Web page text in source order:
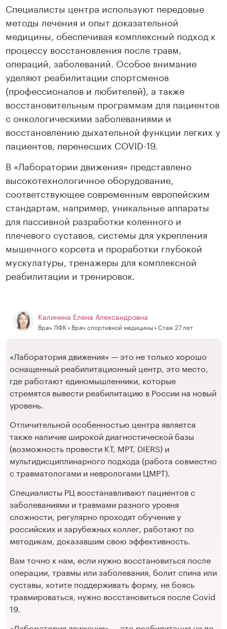
Специалисты центра используют передовые
методы лечения и опыт доказательной
медицины, обеспечивая комплексный подход к
процессу восстановления после травм,
операций, заболеваний. Особое внимание
уделяют реабилитации спортсменов
(профессионалов и любителей), а также
восстановительным программам для пациентов
с онкологическими заболеваниями и
восстановлению дыхательной функции легких у
пациентов, перенесших COVID-19.
В «Лаборатории движения» представлено
высокотехнологичное оборудование,
соответствующее современным европейским
стандартам, например, уникальные аппараты
для пассивной разработки коленного и
плечевого суставов, системы для укрепления
мышечного корсета и проработки глубокой
мускулатуры, тренажеры для комплексной
реабилитации и тренировок.
Калинина Елена Александровна
Врач ЛФК • Врач спортивной медицины • Стаж 27 лет
«Лаборатория движения» — это не только хорошо
оснащенный реабилитационный центр, это место,
где работают единомышленники, которые
стремятся вывести реабилитацию в России на новый
уровень.
Отличительной особенностью центра является
также наличие широкой диагностической базы
(возможность провести КТ, МРТ, DIERS) и
мультидисциплинарного подхода (работа совместно
с травматологами и неврологами ЦМРТ).
Специалисты РЦ восстанавливают пациентов с
заболеваниями и травмами разного уровня
сложности, регулярно проходят обучение у
российских и зарубежных коллег, работают по
методикам, доказавшим свою эффективность.
Вам точно к нам, если нужно восстановиться после
операции, травмы или заболевания, болит спина или
суставы, хотите поддерживать форму, не боясь
травмироваться, нужно восстановиться после Covid
19.